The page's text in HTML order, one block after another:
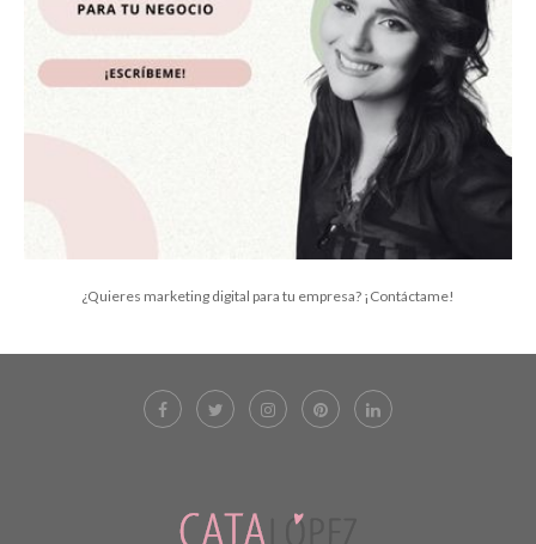
¿Quieres marketing digital para tu empresa? ¡Contáctame!